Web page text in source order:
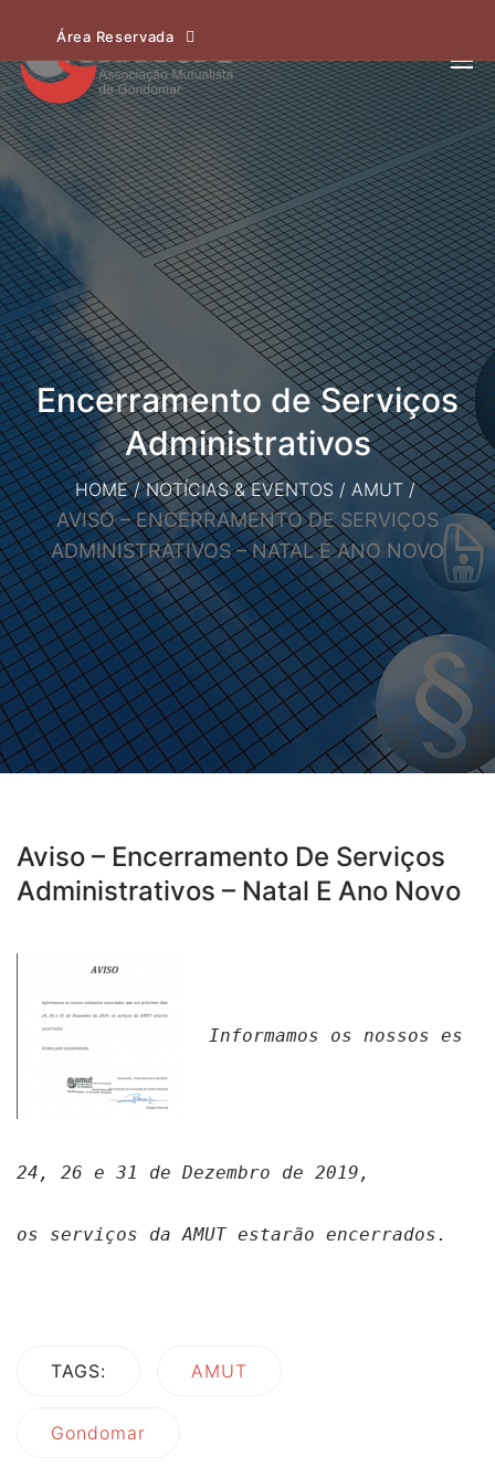
Área Reservada
Encerramento de Serviços
Administrativos
HOME / NOTÍCIAS & EVENTOS / AMUT /
AVISO – ENCERRAMENTO DE SERVIÇOS
ADMINISTRATIVOS – NATAL E ANO NOVO
Aviso – Encerramento De Serviços
Administrativos – Natal E Ano Novo
Informamos os nossos
24, 26 e 31 de Dezembro de 2019,
os serviços da AMUT estarão encerrados.
TAGS: AMUT
Gondomar